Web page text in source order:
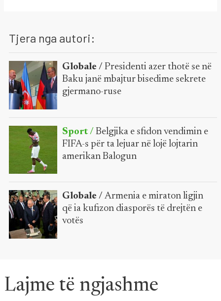
Tjera nga autori:
Globale / Presidenti azer thotë se në
Baku janë mbajtur bisedime sekrete
gjermano-ruse
Sport / Belgjika e sfidon vendimin e
FIFA-s për ta lejuar në lojë lojtarin
amerikan Balogun
Globale / Armenia e miraton ligjin
që ia kufizon diasporës të drejtën e
votës
Lajme të ngjashme